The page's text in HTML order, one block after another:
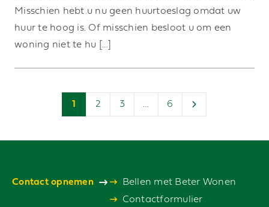
Misschien hebt u nu geen huurtoeslag omdat uw
huur te hoog is. Of misschien besloot u om een
woning niet te hu […]
1 2 3 … 6
Contact opnemen
Bellen met Beter Wonen
Contactformulier